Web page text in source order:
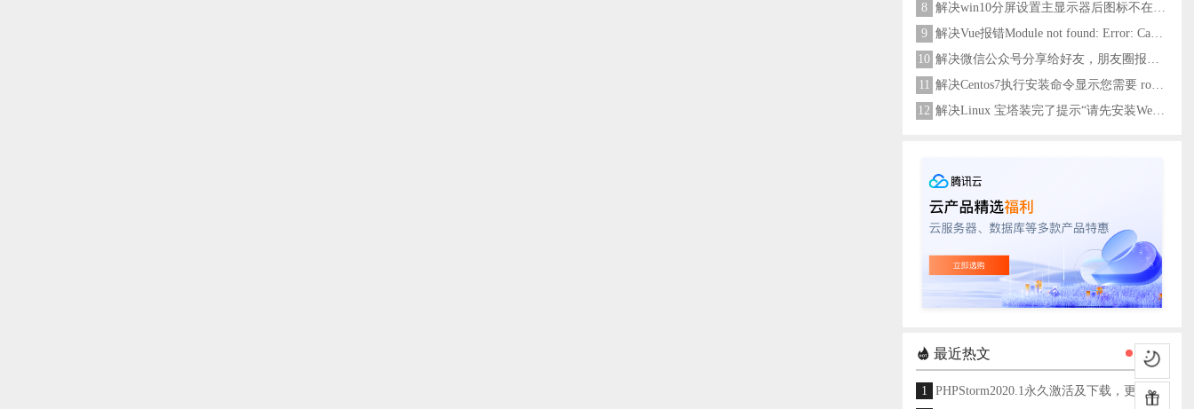
8
解决win10分屏设置主显示器后图标不在主显示器问题
9
解决Vue报错Module not found: Error: Can't resolve 'less-loader' in 'C:\Users\Hm\Desktop\vue\vue_shop'问题
10
解决微信公众号分享给好友，朋友圈报错errMsg: "onMenuShareAppMessage:fail, the permission value is offline verifying"
11
解决Centos7执行安装命令显示您需要 root 权限执行此命令
12
解决Linux 宝塔装完了提示“请先安装Web服务器！”
最近热文
1
PHPStorm2020.1永久激活及下载，更新至2024